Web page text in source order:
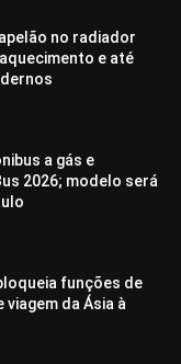
no radiador
e até
a gás e
2026; modelo será
funções de
viagem da Ásia à